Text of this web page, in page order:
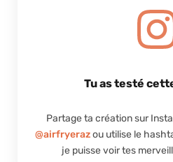
Tu as testé
Partage ta création sur
@airfryerazou utilise le
je puisse voir tes